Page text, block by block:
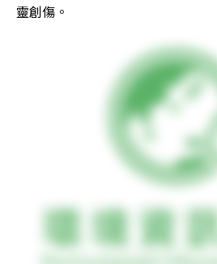
靈創傷。